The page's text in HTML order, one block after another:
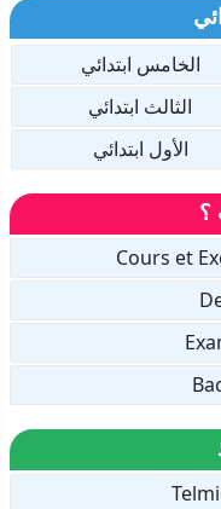
الخامس ابتدائي
الثالث ابتدائي
الأول ابتدائي
؟